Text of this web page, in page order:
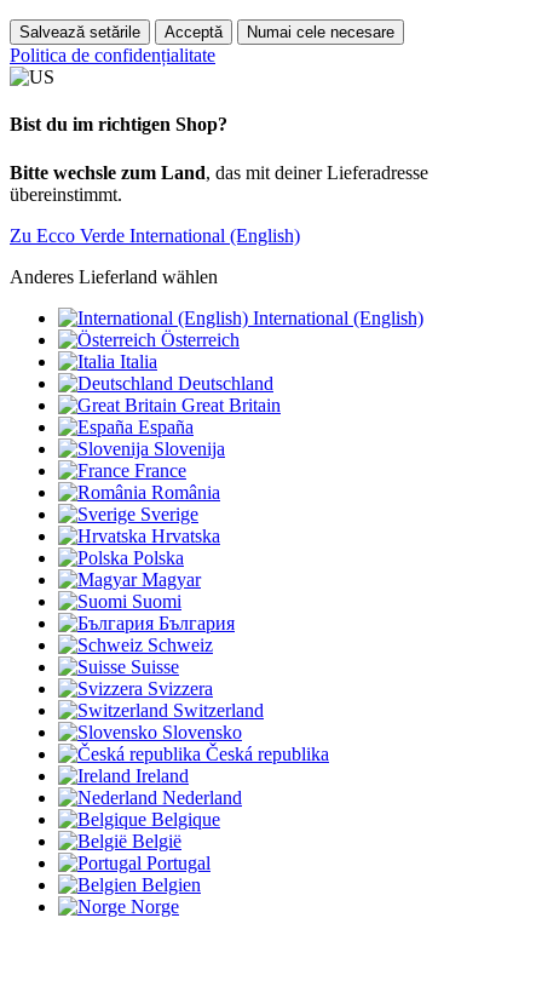
Salvează setările Acceptă Numai cele necesare
Politica de confidențialitate
Bist du im richtigen Shop?
Bitte wechsle zum Land, das mit deiner Lieferadresse
übereinstimmt.
Zu Ecco Verde International (English)
Anderes Lieferland wählen
International (English)
Österreich
Italia
Deutschland
Great Britain
España
Slovenija
France
România
Sverige
Hrvatska
Polska
Magyar
Suomi
България
Schweiz
Suisse
Svizzera
Switzerland
Slovensko
Česká republika
Ireland
Nederland
Belgique
België
Portugal
Belgien
Norge